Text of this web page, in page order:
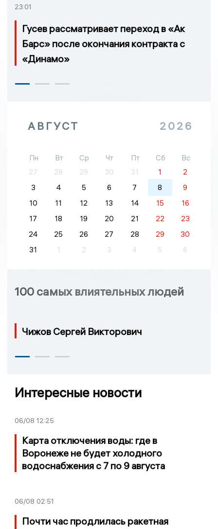
23:01
Гусев рассматривает переход в «Ак
Барс» после окончания контракта с
«Динамо»
АВГУСТ 2026
Пн Вт Ср Чт Пт Сб
Вс
27
28 29 30 31 1
2
3
4 5 6 7 8
9
10
11 12 13 14 15
16
17
18 19 20 21 22
23
24
25 26 27 28 29
30
31
1 2 3 4 5 6
100 самых влиятельных людей
Чижов Сергей Викторович
Интересные новости
06/08 12:25
Карта отключения воды: где в
Воронеже не будет холодного
водоснабжения с 7 по 9 августа
06/08 02:51
Почти час продлилась ракетная